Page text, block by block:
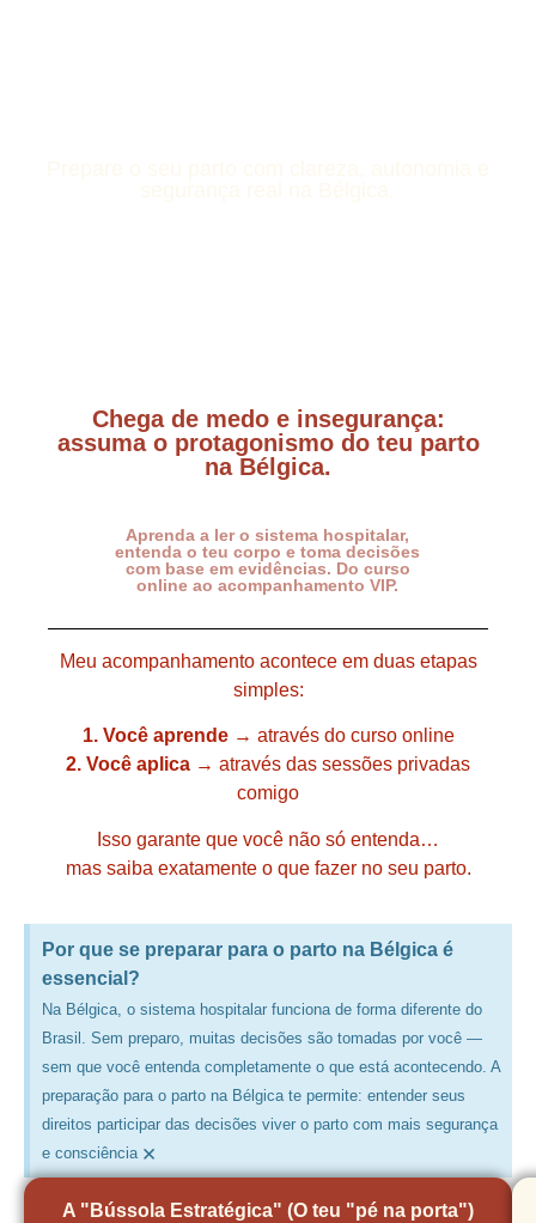
Chega de medo e insegurança:
assuma o protagonismo do teu parto
na Bélgica.
Aprenda a ler o sistema hospitalar,
entenda o teu corpo e toma decisões
com base em evidências. Do curso
online ao acompanhamento VIP.
Meu acompanhamento acontece em duas etapas
simples:
1. Você aprende→ através do curso online
2. Você aplica → através das sessões privadas
comigo
Isso garante que você não só entenda…
mas saiba exatamente o que fazer no seu parto.
Por que se preparar para o parto na Bélgica é
essencial?​
Na Bélgica, o sistema hospitalar funciona de forma diferente do
Brasil. Sem preparo, muitas decisões são tomadas por você —
sem que você entenda completamente o que está acontecendo. A
preparação para o parto na Bélgica te permite: entender seus
direitos participar das decisões viver o parto com mais segurança
e consciência ×
A "Bússola Estratégica" (O teu "pé na porta")